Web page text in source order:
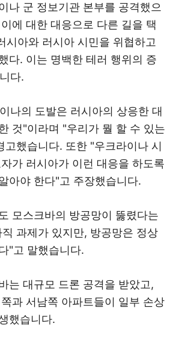
나 군 정보기관 본부를 공격했으
에 대한 대응으로 다른 길을 택
시아와 러시아 시민을 위협하고
다. 이는 명백한 테러 행위의 증
다.
나의 도발은 러시아의 상응한 대
것"이라며 "우리가 뭘 할 수 있는
고했습니다. 또한 "우크라이나 시
가 러시아가 이런 대응을 하도록
아야 한다"고 주장했습니다.
모스크바의 방공망이 뚫렸다는
과제가 있지만, 방공망은 정상
"고 말했습니다.
는 대규모 드론 공격을 받았고,
과 서남쪽 아파트들이 일부 손상
했습니다.